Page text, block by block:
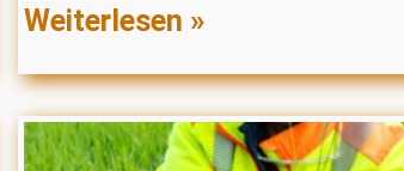
Weiterlesen »